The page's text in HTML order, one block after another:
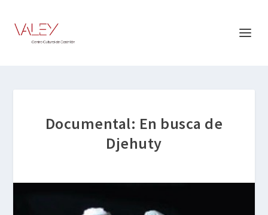
Documental: En busca de
Djehuty